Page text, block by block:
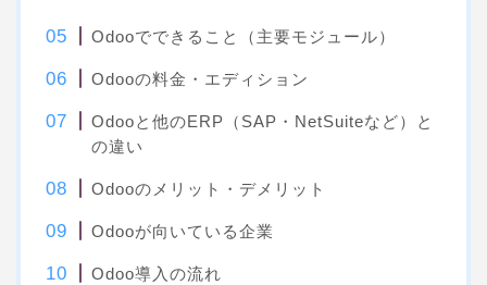
Odooでできること（主要モジュール）
Odooの料金・エディション
Odooと他のERP（SAP・NetSuiteなど）と
の違い
Odooのメリット・デメリット
Odooが向いている企業
Odoo導入の流れ